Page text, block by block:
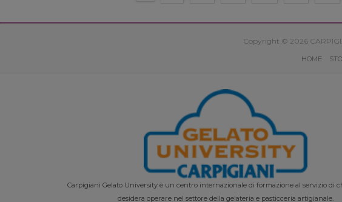
Copyright © 2026
HOME
Carpigiani Gelato University è un centro internazionale di formazione al servizio di
desidera operare nel settore della gelateria e pasticceria artigianale.